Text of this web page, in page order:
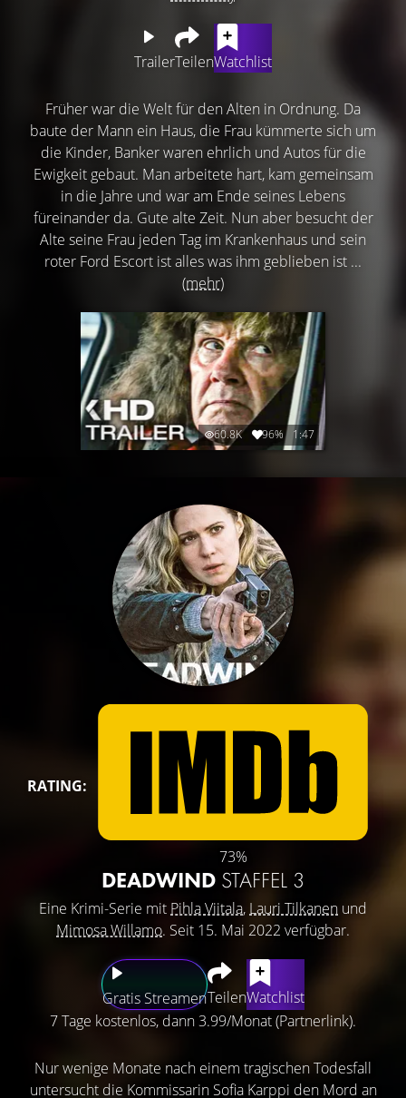
TrailerTeilenWatchlist
Früher war die Welt für den Alten in Ordnung. Da
baute der Mann ein Haus, die Frau kümmerte sich um
die Kinder, Banker waren ehrlich und Autos für die
Ewigkeit gebaut. Man arbeitete hart, kam gemeinsam
in die Jahre und war am Ende seines Lebens
füreinander da. Gute alte Zeit. Nun aber besucht der
Alte seine Frau jeden Tag im Krankenhaus und sein
roter Ford Escort ist alles was ihm geblieben ist ...
(mehr)
60.8K 96% 1:47
RATING:
73%
DEADWIND STAFFEL 3
Eine Krimi-Serie mit Pihla Viitala, Lauri Tilkanen und
Mimosa Willamo. Seit 15. Mai 2022 verfügbar.
Gratis StreamenTeilenWatchlist
7 Tage kostenlos, dann 3.99/Monat (Partnerlink).
Nur wenige Monate nach einem tragischen Todesfall
untersucht die Kommissarin Sofia Karppi den Mord an